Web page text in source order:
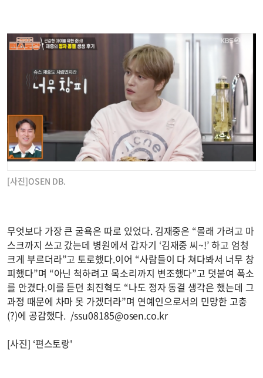
[사진]OSEN DB.
무엇보다 가장 큰 굴욕은 따로 있었다. 김재중은 “몰래 가려고 마
스크까지 쓰고 갔는데 병원에서 갑자기 ‘김재중 씨~!’ 하고 엄청
크게 부르더라”고 토로했다.이어 “사람들이 다 쳐다봐서 너무 창
피했다”며 “아닌 척하려고 목소리까지 변조했다”고 덧붙여 폭소
를 안겼다.이를 듣던 최진혁도 “나도 정자 동결 생각은 했는데 그
과정 때문에 차마 못 가겠더라”며 연예인으로서의 민망한 고충
(?)에 공감했다. /ssu08185@osen.co.kr
[사진] ‘편스토랑'